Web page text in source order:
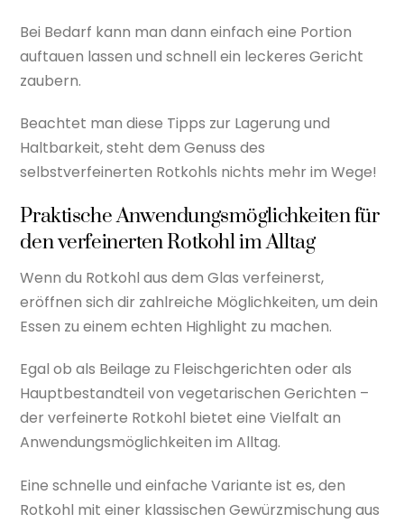
Bei Bedarf kann man dann einfach eine Portion
auftauen lassen und schnell ein leckeres Gericht
zaubern.
Beachtet man diese Tipps zur Lagerung und
Haltbarkeit, steht dem Genuss des
selbstverfeinerten Rotkohls nichts mehr im Wege!
Praktische Anwendungsmöglichkeiten für
den verfeinerten Rotkohl im Alltag
Wenn du Rotkohl aus dem Glas verfeinerst,
eröffnen sich dir zahlreiche Möglichkeiten, um dein
Essen zu einem echten Highlight zu machen.
Egal ob als Beilage zu Fleischgerichten oder als
Hauptbestandteil von vegetarischen Gerichten –
der verfeinerte Rotkohl bietet eine Vielfalt an
Anwendungsmöglichkeiten im Alltag.
Eine schnelle und einfache Variante ist es, den
Rotkohl mit einer klassischen Gewürzmischung aus